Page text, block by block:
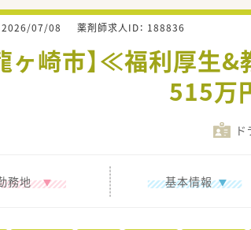
2026/07/08 薬剤師求人ID： 188836
ヶ崎市】≪福利厚生
515万
務地 基本情報